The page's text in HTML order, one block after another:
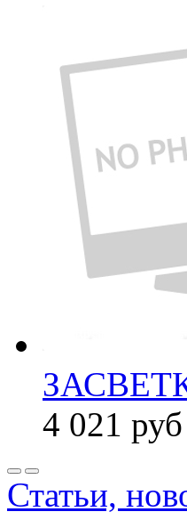
4 021 руб
Статьи,